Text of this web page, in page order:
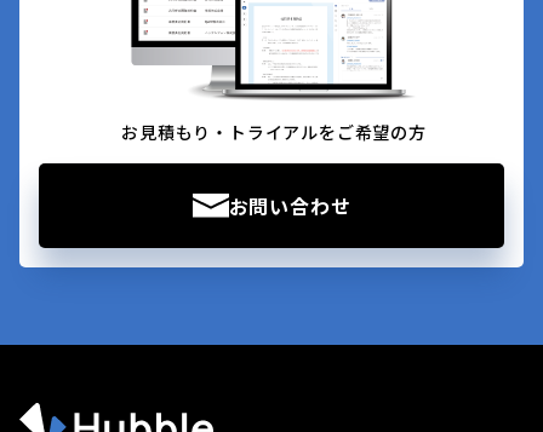
お見積もり・トライアルをご希望の方
お問い合わせ